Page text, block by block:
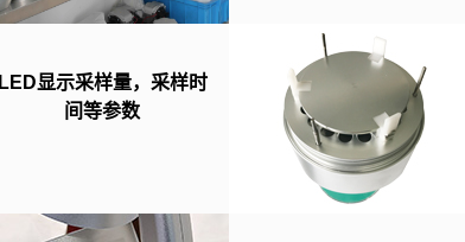
LED显示采样量，采样时
间等参数